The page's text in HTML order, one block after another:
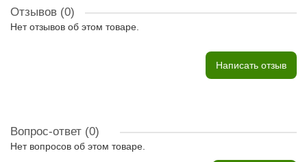
Отзывов (0)
Нет отзывов об этом товаре.
Написать отзыв
Вопрос-ответ (0)
Нет вопросов об этом товаре.